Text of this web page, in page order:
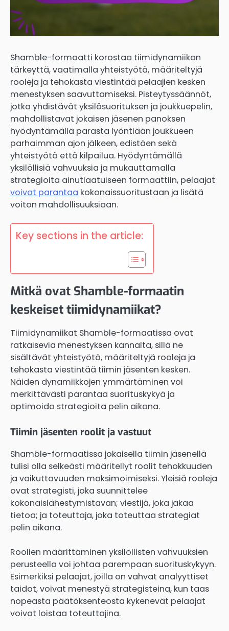
Shamble-formaatti korostaa tiimidynamiikan
tärkeyttä, vaatimalla yhteistyötä, määriteltyjä
rooleja ja tehokasta viestintää pelaajien kesken
menestyksen saavuttamiseksi. Pisteytyssäännöt,
jotka yhdistävät yksilösuorituksen ja joukkuepelin,
mahdollistavat jokaisen jäsenen panoksen
hyödyntämällä parasta lyöntiään joukkueen
parhaimman ajon jälkeen, edistäen sekä
yhteistyötä että kilpailua. Hyödyntämällä
yksilöllisiä vahvuuksia ja mukauttamalla
strategioita ainutlaatuiseen formaattiin, pelaajat
voivat parantaa kokonaissuoritustaan ja lisätä
voiton mahdollisuuksiaan.
Key sections in the article:
Mitkä ovat Shamble-formaatin
keskeiset tiimidynamiikat?
Tiimidynamiikat Shamble-formaatissa ovat
ratkaisevia menestyksen kannalta, sillä ne
sisältävät yhteistyötä, määriteltyjä rooleja ja
tehokasta viestintää tiimin jäsenten kesken.
Näiden dynamiikkojen ymmärtäminen voi
merkittävästi parantaa suorituskykyä ja
optimoida strategioita pelin aikana.
Tiimin jäsenten roolit ja vastuut
Shamble-formaatissa jokaisella tiimin jäsenellä
tulisi olla selkeästi määritellyt roolit tehokkuuden
ja vaikuttavuuden maksimoimiseksi. Yleisiä rooleja
ovat strategisti, joka suunnittelee
kokonaislähestymistavan; viestijä, joka jakaa
tietoa; ja toteuttaja, joka toteuttaa strategiat
pelin aikana.
Roolien määrittäminen yksilöllisten vahvuuksien
perusteella voi johtaa parempaan suorituskykyyn.
Esimerkiksi pelaajat, joilla on vahvat analyyttiset
taidot, voivat menestyä strategisteina, kun taas
nopeasta päätöksenteosta kykenevät pelaajat
voivat loistaa toteuttajina.